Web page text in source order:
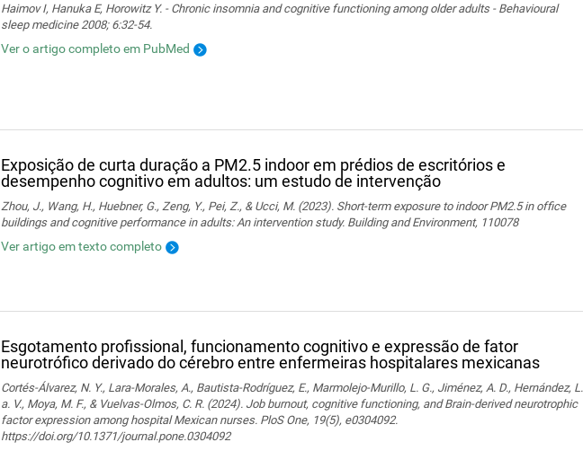
Haimov I, Hanuka E, Horowitz Y. - Chronic insomnia and cognitive functioning among older adults - Behavioural
sleep medicine 2008; 6:32-54.
Ver o artigo completo em PubMed
Exposição de curta duração a PM2.5 indoor em prédios de escritórios e
desempenho cognitivo em adultos: um estudo de intervenção
Zhou, J., Wang, H., Huebner, G., Zeng, Y., Pei, Z., & Ucci, M. (2023). Short-term exposure to indoor PM2.5 in office
buildings and cognitive performance in adults: An intervention study. Building and Environment, 110078
Ver artigo em texto completo
Esgotamento profissional, funcionamento cognitivo e expressão de fator
neurotrófico derivado do cérebro entre enfermeiras hospitalares mexicanas
Cortés-Álvarez, N. Y., Lara-Morales, A., Bautista-Rodríguez, E., Marmolejo-Murillo, L. G., Jiménez, A. D., Hernández, L.
a. V., Moya, M. F., & Vuelvas-Olmos, C. R. (2024). Job burnout, cognitive functioning, and Brain-derived neurotrophic
factor expression among hospital Mexican nurses. PloS One, 19(5), e0304092.
https://doi.org/10.1371/journal.pone.0304092